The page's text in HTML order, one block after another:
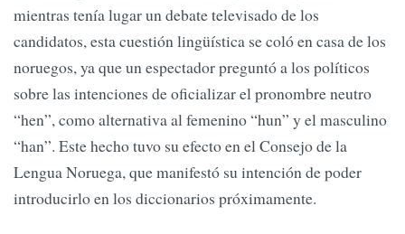
mientras tenía lugar un debate televisado de los
candidatos, esta cuestión lingüística se coló en casa de los
noruegos, ya que un espectador preguntó a los políticos
sobre las intenciones de oficializar el pronombre neutro
“hen”, como alternativa al femenino “hun” y el masculino
“han”. Este hecho tuvo su efecto en el Consejo de la
Lengua Noruega, que manifestó su intención de poder
introducirlo en los diccionarios próximamente.